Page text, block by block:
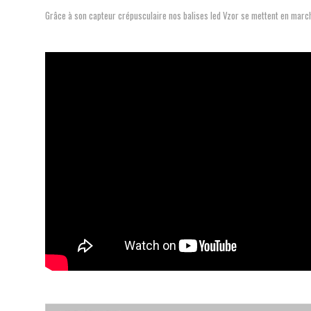
Grâce à son capteur crépusculaire nos balises led Vzor se mettent en